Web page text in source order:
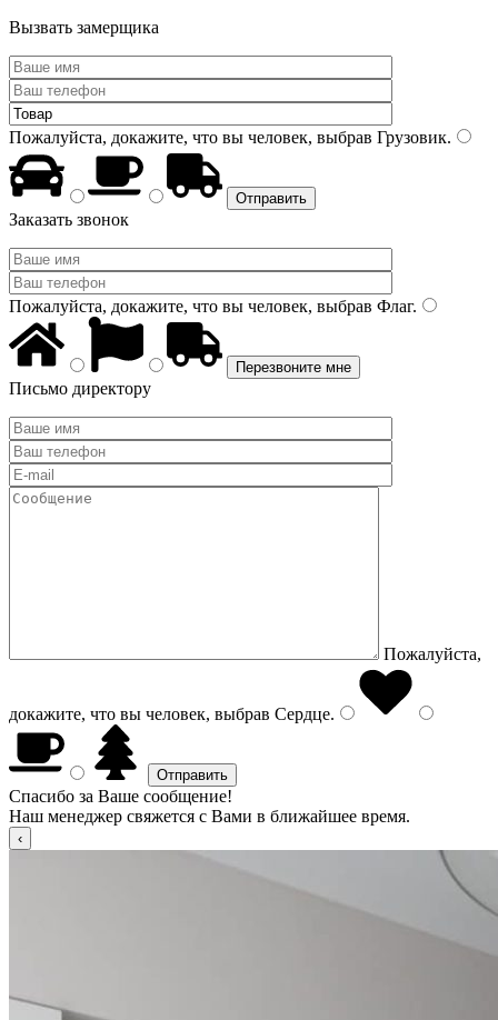
Вызвать замерщика
Пожалуйста, докажите, что вы человек, выбрав Грузовик.
Заказать звонок
Пожалуйста, докажите, что вы человек, выбрав Флаг.
Письмо директору
Пожалуйста,
докажите, что вы человек, выбрав Сердце.
Спасибо за Ваше сообщение!
Наш менеджер свяжется с Вами в ближайшее время.